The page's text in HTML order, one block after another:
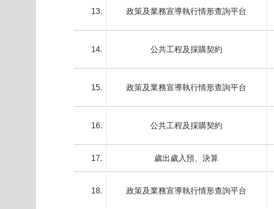
13 政策及業務宣導執行情形查詢平台
14 公共工程及採購契約
15 政策及業務宣導執行情形查詢平台
16 公共工程及採購契約
17 歲出歲入預、決算
18 政策及業務宣導執行情形查詢平台